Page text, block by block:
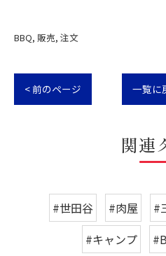
BBQ 販売 注文
< 前のページ 一覧に
関連
#世田谷 #肉屋 #
#キャンプ